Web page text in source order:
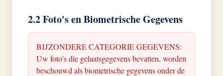
2.2 Foto's en Biometrische Gegevens
BIJZONDERE CATEGORIE GEGEVENS:
Uw foto's die gelaatsgegevens bevatten, worden
beschouwd als biometrische gegevens onder de